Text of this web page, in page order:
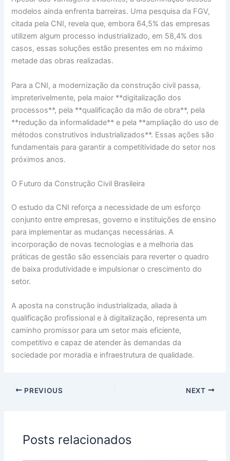
modelos ainda enfrenta barreiras. Uma pesquisa da FGV,
citada pela CNI, revela que, embora 64,5% das empresas
utilizem algum processo industrializado, em 58,4% dos
casos, essas soluções estão presentes em no máximo
metade das obras realizadas.
Para a CNI, a modernização da construção civil passa,
impreterivelmente, pela maior **digitalização dos
processos**, pela **qualificação da mão de obra**, pela
**redução da informalidade** e pela **ampliação do uso de
métodos construtivos industrializados**. Essas ações são
fundamentais para garantir a competitividade do setor nos
próximos anos.
O Futuro da Construção Civil Brasileira
O estudo da CNI reforça a necessidade de um esforço
conjunto entre empresas, governo e instituições de ensino
para implementar as mudanças necessárias. A
incorporação de novas tecnologias e a melhoria das
práticas de gestão são essenciais para reverter o quadro
de baixa produtividade e impulsionar o crescimento do
setor.
A aposta na construção industrializada, aliada à
qualificação profissional e à digitalização, representa um
caminho promissor para um setor mais eficiente,
competitivo e capaz de atender às demandas da
sociedade por moradia e infraestrutura de qualidade.
PREVIOUS NEXT
Posts relacionados